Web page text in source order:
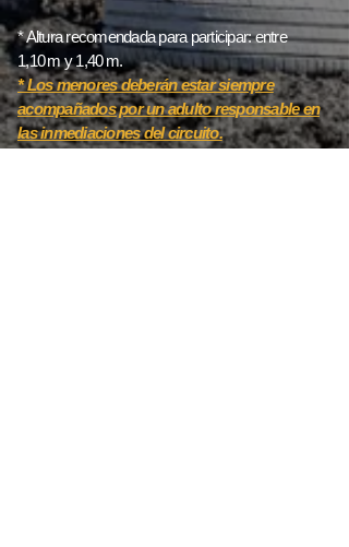
* Altura recomendada para participar: entre
1,10 m y 1,40 m.
* Los menores deberán estar siempre
acompañados por un adulto responsable en
las inmediaciones del circuito.